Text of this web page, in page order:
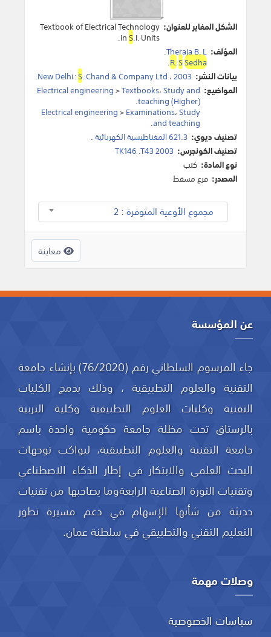
الشكل المغاير للعنوان: Textbook of Electrical Technology
inS.I. Units.
المؤلف: Theraja B. L
.
R.SSedha
.
بيانات النشر:
New Delhi:S. Chand & Company Ltd ،2003
.
المواضيع:
Electrical engineering>Textbooks،Study and
teaching (Higher)
.
Electrical engineering>Examinations،Study
and teaching
.
تصنيف ديوي: 621.3 المغناطيسية الكهربائية .
تصنيف الكونجرس: TK146 .T43 2003
نوع المادة: كتب
المصدر: فرع مسقط
مجموع الأوعية المتوفرة : 2
معاينة
عن المؤسسة
جاء المرسوم السلطاني رقم (76/2020) بإنشاء جامعة
التقنية والعلوم التطبيقية ، وذلك بدمج الكليات
التقنية وكليات العلوم التطبيقية وكلية التربية
بالرستاق تحت مظلة جامعة حكومية واحدة باسم
جامعة التقنية والعلوم التطبيقية، ليواكب توجهات
البحث العلمي والابتكار في إطار الذكاء الاصطناعي
وتقنيات الثورة الصناعية الرابعةوما يصاحبها من تقنيات
حديثة من شأنها الإسهام في دعم مسيرة تطور
التعليم التقني والتطبيقي في سلطنة عمان.
وصلات مهمة
سياسات الخصوصية